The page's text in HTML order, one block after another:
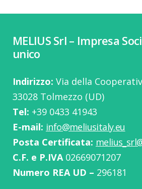
MELIUS Srl – Impresa
unico
Indirizzo: Via della
33028 Tolmezzo (UD)
Tel: ‭+39 0433 41943
E-mail: info@meliusitaly.eu
Posta Certificata:
C.F. e P.IVA02669071207
Numero REA UD – 296181